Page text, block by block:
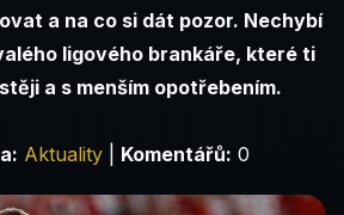
a na co si dát pozor. Nechybí
ligového brankáře, které ti
a s menším opotřebením.
Aktuality Komentářů: 0